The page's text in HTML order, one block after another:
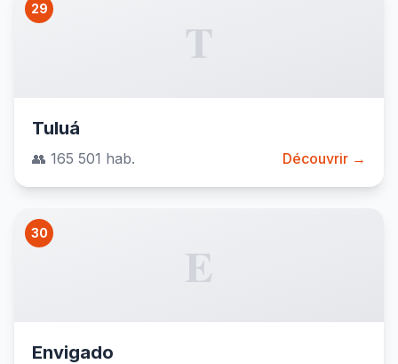
29
T
Tuluá
👥 165 501 hab. Découvrir →
30
E
Envigado